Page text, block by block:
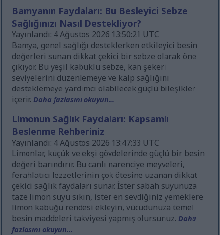
Bamyanın Faydaları: Bu Besleyici Sebze
Sağlığınızı Nasıl Destekliyor?
Yayınlandı: 4 Ağustos 2026 13:50:21 UTC
Bamya, genel sağlığı desteklerken etkileyici besin
değerleri sunan dikkat çekici bir sebze olarak öne
çıkıyor. Bu yeşil kabuklu sebze, kan şekeri
seviyelerini düzenlemeye ve kalp sağlığını
desteklemeye yardımcı olabilecek güçlü bileşikler
içerir.Daha fazlasını okuyun...
Limonun Sağlık Faydaları: Kapsamlı
Beslenme Rehberiniz
Yayınlandı: 4 Ağustos 2026 13:47:33 UTC
Limonlar, küçük ve ekşi gövdelerinde güçlü bir besin
değeri barındırır. Bu canlı narenciye meyveleri,
ferahlatıcı lezzetlerinin çok ötesine uzanan dikkat
çekici sağlık faydaları sunar. İster sabah suyunuza
taze limon suyu sıkın, ister en sevdiğiniz yemeklere
limon kabuğu rendesi ekleyin, vücudunuza temel
besin maddeleri takviyesi yapmış olursunuz.Daha
fazlasını okuyun...